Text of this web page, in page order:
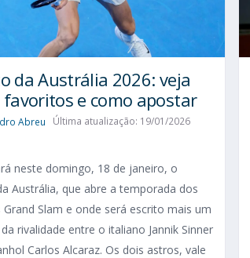
da Austrália 2026: veja
favoritos e como apostar
Abreu Última atualização: 19/01/2026
neste domingo, 18 de janeiro, o
Austrália, que abre a temporada dos
Slam e onde será escrito mais um
rivalidade entre o italiano Jannik Sinner
Carlos Alcaraz. Os dois astros, vale